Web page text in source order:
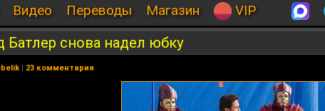
Видео Переводы Магазин VIP
Батлер снова надел юбку
| 23 комментария